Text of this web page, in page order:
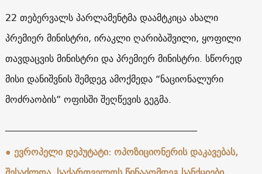
22 თებერვალს პარლამენტმა დაამტკიცა ახალი
პრემიერ მინისტრი, ირაკლი ღარიბაშვილი, ყოფილი
თავდაცვის მინისტრი და პრემიერ მინისტრი. სწორედ
მისი დანიშვნის შემდეგ ამოქმედა “ნაციონალური
მოძრაობის” ოფისში შეღწევის გეგმა.
● ევროპელი დეპუტატი: ოპოზიციონერის დაკავებას,